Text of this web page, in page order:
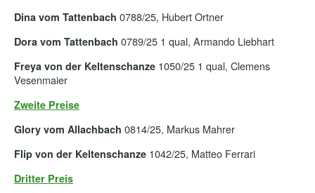
Dina vom Tattenbach 0788/25, Hubert Ortner
Dora vom Tattenbach 0789/25 1 qual, Armando Liebhart
Freya von der Keltenschanze 1050/25 1 qual, Clemens
Vesenmaier
Zweite Preise
Glory vom Allachbach 0814/25, Markus Mahrer
Flip von der Keltenschanze 1042/25, Matteo Ferrari
Dritter Preis